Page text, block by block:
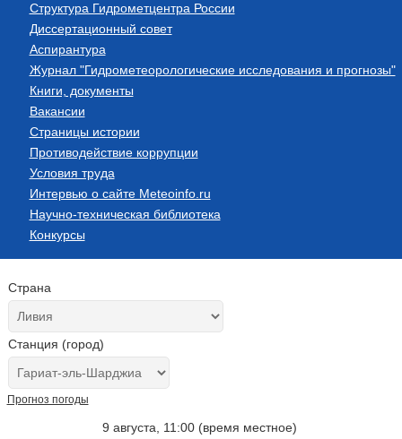
Структура Гидрометцентра России
Диссертационный совет
Аспирантура
Журнал "Гидрометеорологические исследования и прогнозы"
Книги, документы
Вакансии
Страницы истории
Противодействие коррупции
Условия труда
Интервью о сайте Meteoinfo.ru
Научно-техническая библиотека
Конкурсы
Страна
Станция (город)
Прогноз погоды
9 августа, 11:00 (время местное)